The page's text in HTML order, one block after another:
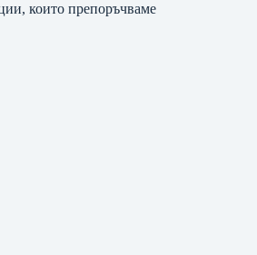
които препоръчваме